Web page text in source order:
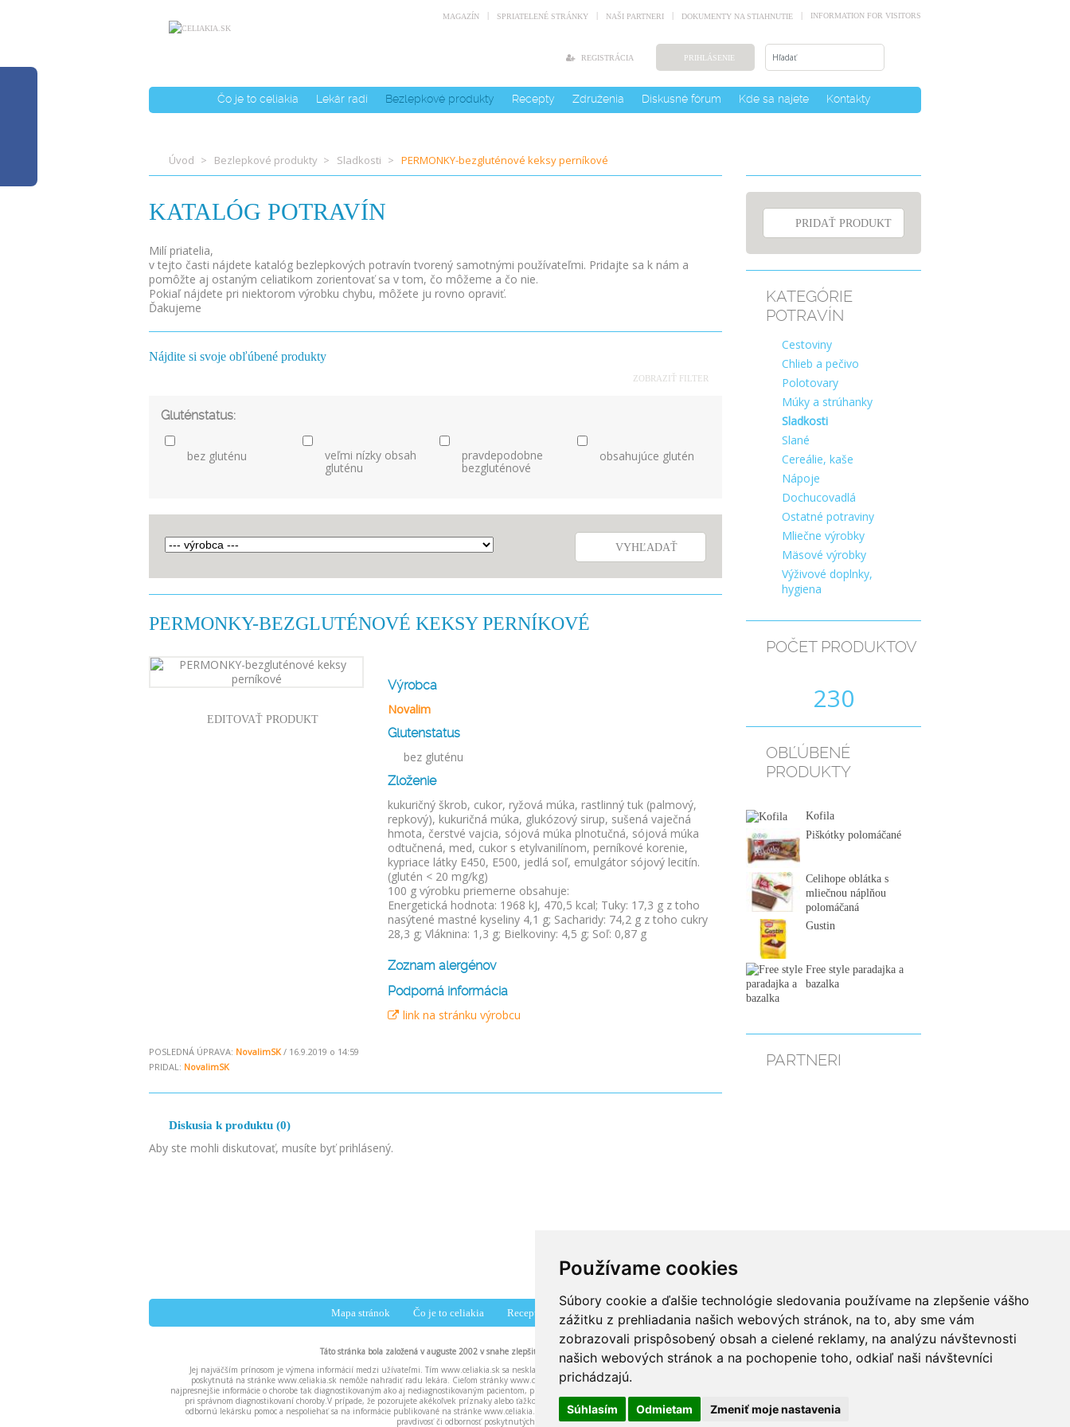
Používame cookies
Súbory cookie a ďalšie technológie sledovania používame na zlepšenie vášho
zážitku z prehliadania našich webových stránok, na to, aby sme vám
zobrazovali prispôsobený obsah a cielené reklamy, na analýzu návštevnosti
našich webových stránok a na pochopenie toho, odkiaľ naši návštevníci
prichádzajú.
Súhlasím Odmietam Zmeniť moje nastavenia
MAGAZÍN SPRIATELENÉ STRÁNKY NAŠI PARTNERI DOKUMENTY NA STIAHNUTIE INFORMATION FOR VISITORS
REGISTRÁCIA PRIHLÁSENIE
Čo je to celiakia Lekár radí Bezlepkové produkty Recepty Združenia Diskusné fórum Kde sa najete Kontakty
Úvod Bezlepkové produkty Sladkosti PERMONKY-bezgluténové keksy perníkové
KATALÓG POTRAVÍN
Milí priatelia,
v tejto časti nájdete katalóg bezlepkových potravín tvorený samotnými používateľmi. Pridajte sa k nám a
pomôžte aj ostaným celiatikom zorientovať sa v tom, čo môžeme a čo nie.
Pokiaľ nájdete pri niektorom výrobku chybu, môžete ju rovno opraviť.
Ďakujeme
Nájdite si svoje obľúbené produkty
ZOBRAZIŤ FILTER
Gluténstatus:
bez gluténu
veľmi nízky obsah
gluténu
pravdepodobne
bezgluténové
obsahujúce glutén
VYHĽADAŤ
PERMONKY-BEZGLUTÉNOVÉ KEKSY PERNÍKOVÉ
EDITOVAŤ PRODUKT
Výrobca
Novalim
Glutenstatus
bez gluténu
Zloženie
kukuričný škrob, cukor, ryžová múka, rastlinný tuk (palmový,
repkový), kukuričná múka, glukózový sirup, sušená vaječná
hmota, čerstvé vajcia, sójová múka plnotučná, sójová múka
odtučnená, med, cukor s etylvanilínom, perníkové korenie,
kypriace látky E450, E500, jedlá soľ, emulgátor sójový lecitín.
(glutén < 20 mg/kg)
100 g výrobku priemerne obsahuje:
Energetická hodnota: 1968 kJ, 470,5 kcal; Tuky: 17,3 g z toho
nasýtené mastné kyseliny 4,1 g; Sacharidy: 74,2 g z toho cukry
28,3 g; Vláknina: 1,3 g; Bielkoviny: 4,5 g; Soľ: 0,87 g
Zoznam alergénov
Podporná informácia
link na stránku výrobcu
POSLEDNÁ ÚPRAVA: NovalimSK / 16.9.2019 o 14:59
PRIDAL: NovalimSK
Diskusia k produktu (0)
Aby ste mohli diskutovať, musíte byť prihlásený.
PRIDAŤ PRODUKT
KATEGÓRIE
POTRAVÍN
Cestoviny
Chlieb a pečivo
Polotovary
Múky a strúhanky
Sladkosti
Slané
Cereálie, kaše
Nápoje
Dochucovadlá
Ostatné potraviny
Mliečne výrobky
Mäsové výrobky
Výživové doplnky,
hygiena
POČET PRODUKTOV
230
OBĽÚBENÉ
PRODUKTY
Kofila
Piškótky polomáčané
Celihope oblátka s
mliečnou náplňou
polomáčaná
Gustin
Free style paradajka a
bazalka
PARTNERI
Mapa stránok Čo je to celiakia Recepty Združenia Diskusné fórum Zaujímavé linky Kontakty
Táto stránka bola založená v auguste 2002 v snahe zlepšiť povedomie pacientov o celiakii.
Jej najväčším prínosom je výmena informácií medzi užívateľmi. Tím www.celiakia.sk sa neskladá z lekárov ani iných zdravotníckych pracovníkov. Akákoľvek rada
poskytnutá na stránke www.celiakia.sk nemôže nahradiť radu lekára. Cieľom stránky www.celiakia.sk a našich odpovedí na vaše otázky je poskytnúť čo možno
najpresnejšie informácie o chorobe tak diagnostikovaným ako aj nediagnostikovaným pacientom, pričom u nediagnostikovaných pacientov môžu naše rady pomôcť lekárom
pri správnom diagnostikovaní choroby.V prípade, že pozorujete akékoľvek príznaky alebo ťažkosti neznámeho pôvodu, dôrazne odporúčame bezodkladne vyhľadať
odbornú lekársku pomoc a nespoliehať sa na informácie publikované na stránke www.celiakia.sk. Tím www.celiakia.sk nenesie žiadnu zodpovednosť za správnosť,
pravdivosť či odbornosť poskytnutých informácií.